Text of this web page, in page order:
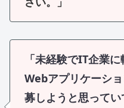
さい。」
「未経験でIT企業
Webアプリケーシ
募しようと思って